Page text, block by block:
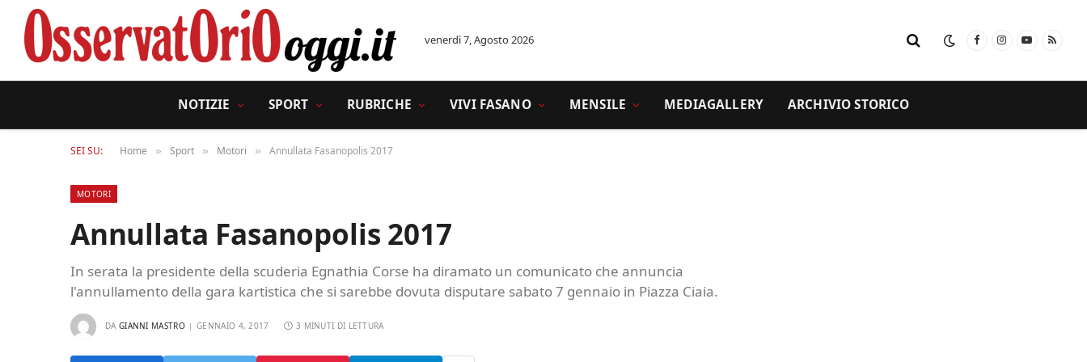
venerdì 7, Agosto 2026 FacebookInstagram
YouTube
RSS
NOTIZIE SPORT RUBRICHE VIVI FASANO MENSILE MEDIAGALLERY ARCHIVIO STORICO
SEI SU: Home » Sport » Motori » Annullata Fasanopolis 2017
MOTORI
Annullata Fasanopolis 2017
In serata la presidente della scuderia Egnathia Corse ha diramato un comunicato che annuncia
l'annullamento della gara kartistica che si sarebbe dovuta disputare sabato 7 gennaio in Piazza Ciaia.
DA GIANNI MASTRO GENNAIO 4, 2017 3 MINUTI DI LETTURA